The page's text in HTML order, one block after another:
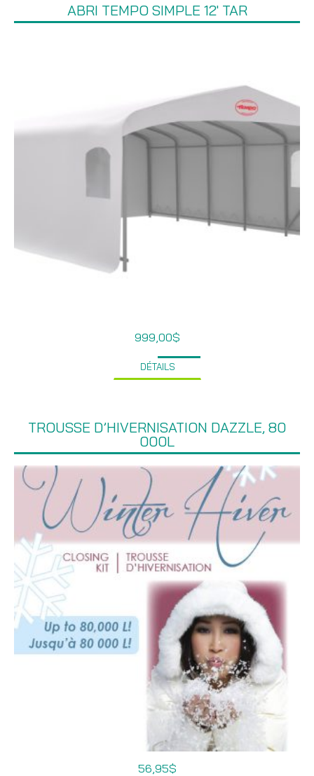
ABRI TEMPO SIMPLE 12′ TAR
999,00$
DÉTAILS
TROUSSE D’HIVERNISATION DAZZLE, 80
000L
56,95$